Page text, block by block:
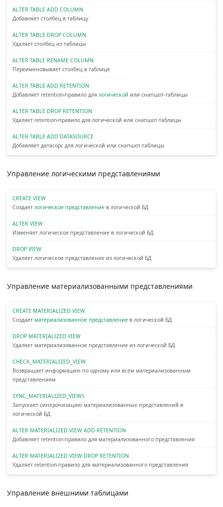
ALTER TABLE ADD COLUMN
Добавляет столбец в таблицу
ALTER TABLE DROP COLUMN
Удаляет столбец из таблицы
ALTER TABLE RENAME COLUMN
Переименовывает столбец в таблице
ALTER TABLE ADD RETENTION
Добавляет retention-правило для логической или снапшот-таблицы
ALTER TABLE DROP RETENTION
Удаляет retention-правило для логической или снапшот-таблицы
ALTER TABLE ADD DATASOURCE
Добавляет датасорс для логической или снапшот-таблицы
Управление логическими представлениями
CREATE VIEW
Создает логическое представлениев логической БД
ALTER VIEW
Изменяет логическое представление в логической БД
DROP VIEW
Удаляет логическое представление из логической БД
Управление материализованными представлениями
CREATE MATERIALIZED VIEW
Создает материализованное представлениев логической БД
DROP MATERIALIZED VIEW
Удаляет материализованное представление из логической БД
CHECK_MATERIALIZED_VIEW
Возвращает информацию по одному или всем материализованным
представлениям
SYNC_MATERIALIZED_VIEWS
Запускает синхронизацию материализованных представлений в
логической БД
ALTER MATERIALIZED VIEW ADD RETENTION
Добавляет retention-правило для материализованного представления
ALTER MATERIALIZED VIEW DROP RETENTION
Удаляет retention-правило для материализованного представления
Управление внешними таблицами